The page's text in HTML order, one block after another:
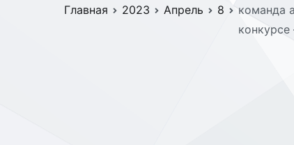
Главная 2023 Апрель 8
команда